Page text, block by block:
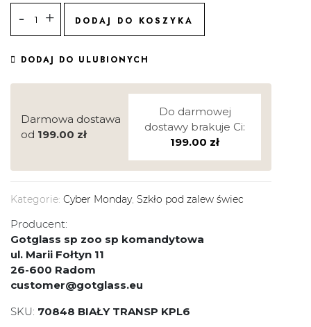
DODAJ DO KOSZYKA
DODAJ DO ULUBIONYCH
Darmowa dostawa
od 199.00 zł
Do darmowej
dostawy brakuje Ci:
199.00 zł
Kategorie: Cyber Monday, Szkło pod zalew świec
Producent:
Gotglass sp zoo sp komandytowa
ul. Marii Fołtyn 11
26-600 Radom
customer@gotglass.eu
SKU: 70848 BIAŁY TRANSP KPL6